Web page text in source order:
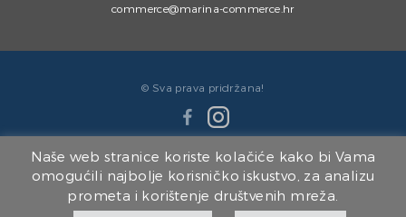
commerce@marina-commerce.hr
© Sva prava pridržana!
Članice Marina Punat Grupe:
Naše web stranice koriste kolačiće kako bi Vama
omogućili najbolje korisničko iskustvo, za analizu
prometa i korištenje društvenih mreža.